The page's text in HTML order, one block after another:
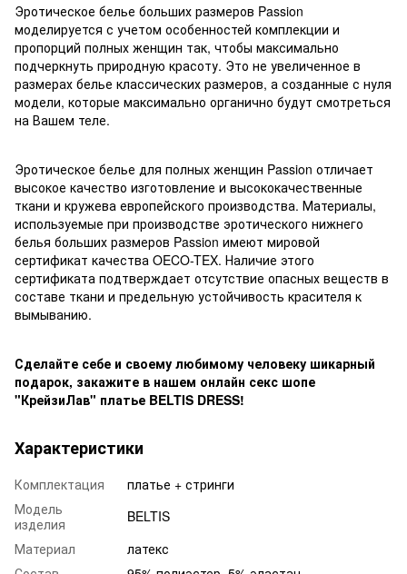
Эротическое белье больших размеров Passion
моделируется с учетом особенностей комплекции и
пропорций полных женщин так, чтобы максимально
подчеркнуть природную красоту. Это не увеличенное в
размерах белье классических размеров, а созданные с нуля
модели, которые максимально органично будут смотреться
на Вашем теле.
Эротическое белье для полных женщин Passion отличает
высокое качество изготовление и высококачественные
ткани и кружева европейского производства. Материалы,
используемые при производстве эротического нижнего
белья больших размеров Passion имеют мировой
сертификат качества OECO-TEX. Наличие этого
сертификата подтверждает отсутствие опасных веществ в
составе ткани и предельную устойчивость красителя к
вымыванию.
Сделайте себе и своему любимому человеку шикарный
подарок, закажите в нашем онлайн секс шопе
"КрейзиЛав" платье BELTIS DRESS!
Характеристики
Комплектация
платье + стринги
Модель
изделия
BELTIS
Материал
латекс